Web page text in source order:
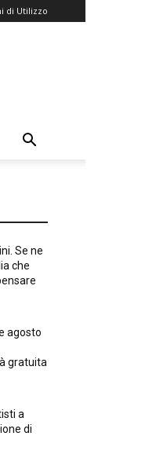
di Utilizzo
Se ne
che
agosto
gratuita
a
di